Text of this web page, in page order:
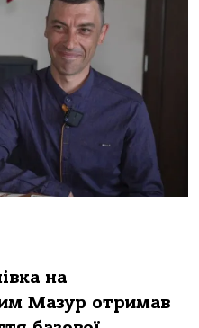
на
Мазур отримав